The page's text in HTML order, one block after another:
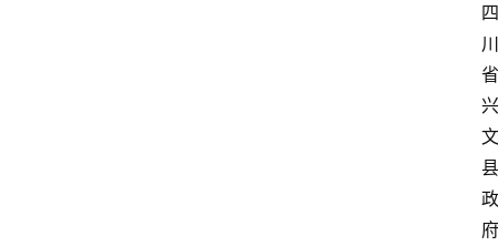
四
川
省
兴
文
县
政
府